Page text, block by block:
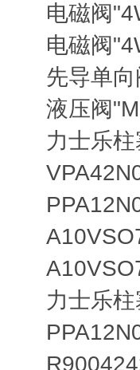
电磁阀
电磁阀
先导单
液压阀
力士乐
力士乐